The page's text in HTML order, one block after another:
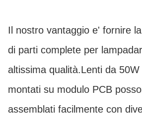
Il nostro vantaggio e' fornire
di parti complete per
altissima qualità.Lenti da
montati su modulo PCB
assemblati facilmente con